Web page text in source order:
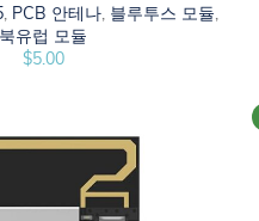
PCB 안테나 블루투스 모듈
북유럽 모듈
$5.00